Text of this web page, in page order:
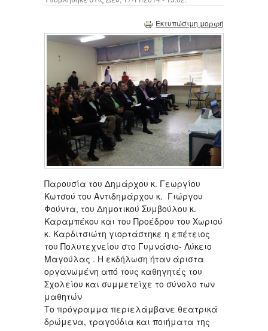
Εκτυπώσιμη μορφή
Παρουσία του Δημάρχου κ. Γεωργίου
Κωτσού του Αντιδημάρχου κ. Γιώργου
Φούντα, του Δημοτικού Συμβούλου κ.
Καραμπέκου και του Προέδρου του Χωριού
κ. Καρδιτσιώτη γιορτάστηκε η επέτειος
του Πολυτεχνείου στο Γυμνάσιο- Λύκειο
Μαγούλας . Η εκδήλωση ήταν άριστα
οργανωμένη από τους καθηγητές του
Σχολείου και συμμετείχε το σύνολο των
μαθητών
Το πρόγραμμα περιελάμβανε θεατρικά
δρώμενα, τραγούδια και ποιήματα της